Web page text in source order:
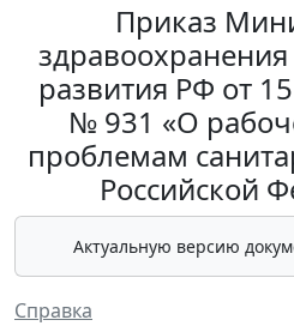
Приказ
развития РФ от 15
№ 931 «О
проблемам
Российской
Актуальную версию
Справка